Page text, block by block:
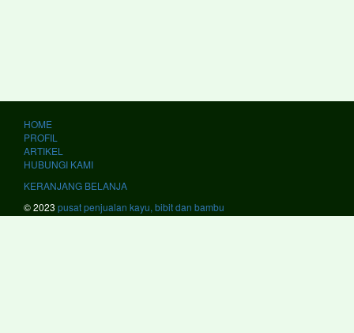
HOME
PROFIL
ARTIKEL
HUBUNGI KAMI
KERANJANG BELANJA
© 2023 pusat penjualan kayu, bibit dan bambu
kami melayani #JawaBarat #Bandung #BandungBarat #Bekasi #Bogor